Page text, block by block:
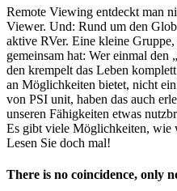
Bar
Area
Remote Viewing entdeckt man
Viewer. Und: Rund um den
aktive RVer. Eine kleine
gemeinsam hat: Wer einmal
den krempelt das Leben
an Möglichkeiten bietet, nicht
von PSI unit, haben das auch
unseren Fähigkeiten etwas
Es gibt viele Möglichkeiten, wie
Lesen Sie doch mal!
There is no coincidence, only